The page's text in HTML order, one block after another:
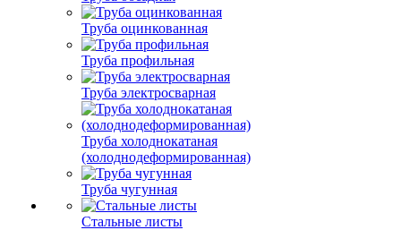
Труба оцинкованная
Труба профильная
Труба электросварная
Труба холоднокатаная
(холоднодеформированная)
Труба чугунная
Стальные листы